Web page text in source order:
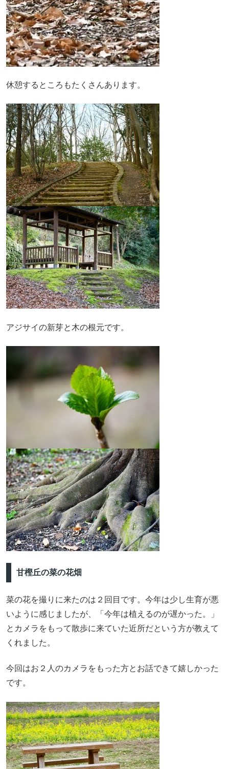
休憩するところもたくさんあります。
アジサイの新芽と木の根元です。
甘樫丘の菜の花畑
菜の花を撮りに来たのは２回目です。今年は少し生育が悪
いように感じましたが、「今年は植えるのが遅かった。」
とカメラをもって散歩に来ていた近所だという方が教えて
くれました。
今回はお２人のカメラをもった方とお話できて嬉しかった
です。